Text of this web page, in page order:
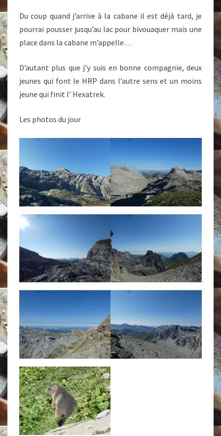
Du coup quand j’arrive à la cabane il est déjà tard, je
pourrai pousser jusqu’au lac pour bivouaquer mais une
place dans la cabane m’appelle…
D’autant plus que j’y suis en bonne compagnie, deux
jeunes qui font le HRP dans l’autre sens et un moins
jeune qui finit l’ Hexatrek.
Les photos du jour